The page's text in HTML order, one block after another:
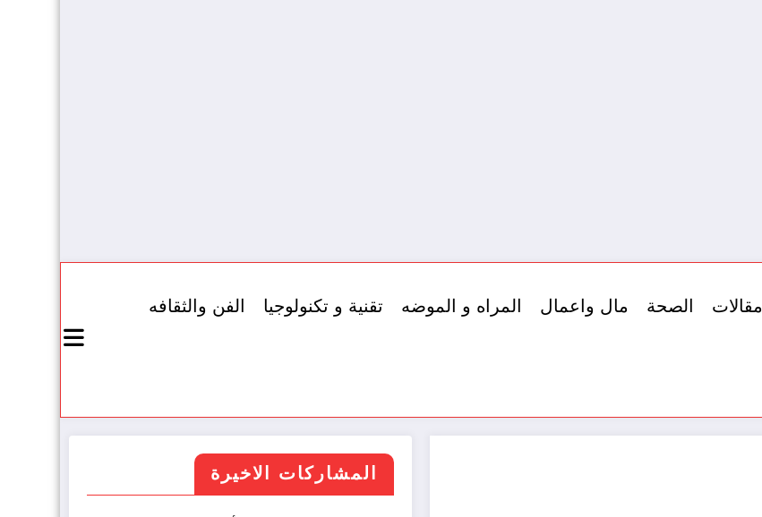
مقالات الصحة مال واعمال المراه و الموضه تقنية و تكنولوجيا الفن والثقافه
المشاركات الاخيرة